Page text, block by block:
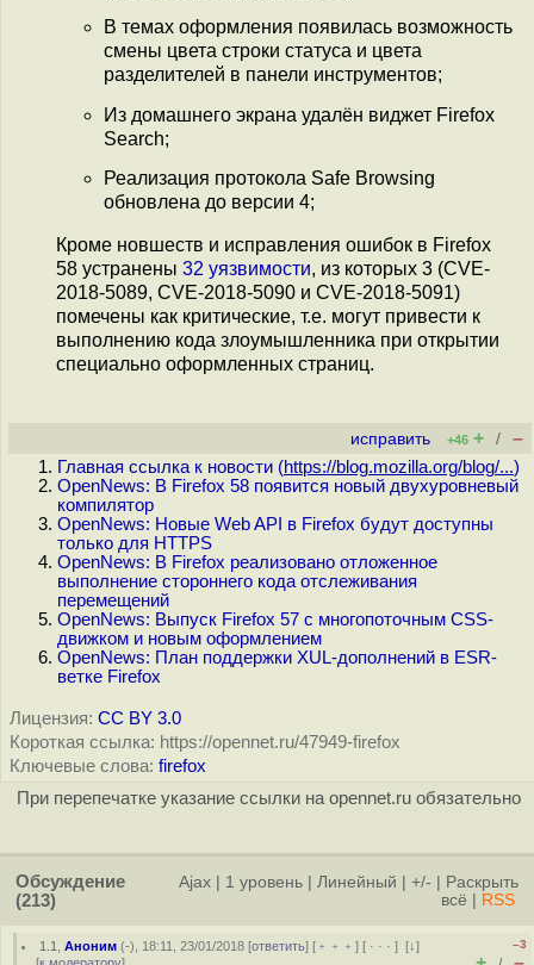
В темах оформления появилась возможность
смены цвета строки статуса и цвета
разделителей в панели инструментов;
Из домашнего экрана удалён виджет Firefox
Search;
Реализация протокола Safe Browsing
обновлена до версии 4;
Кроме новшеств и исправления ошибок в Firefox
58 устранены 32 уязвимости, из которых 3 (CVE-
2018-5089, CVE-2018-5090 и CVE-2018-5091)
помечены как критические, т.е. могут привести к
выполнению кода злоумышленника при открытии
специально оформленных страниц.
исправить +46 + / –
Главная ссылка к новости (https://blog.mozilla.org/blog/...)
OpenNews: В Firefox 58 появится новый двухуровневый
компилятор
OpenNews: Новые Web API в Firefox будут доступны
только для HTTPS
OpenNews: В Firefox реализовано отложенное
выполнение стороннего кода отслеживания
перемещений
OpenNews: Выпуск Firefox 57 с многопоточным CSS-
движком и новым оформлением
OpenNews: План поддержки XUL-дополнений в ESR-
ветке Firefox
Лицензия: CC BY 3.0
Короткая ссылка: https://opennet.ru/47949-firefox
Ключевые слова: firefox
При перепечатке указание ссылки на opennet.ru обязательно
Обсуждение
(213)
Ajax 1 уровень Линейный +/-
Раскрыть
всё
RSS
1.1 ,Аноним (-), 18:11, 23/01/2018 [ответить] [ ﹢﹢﹢] [ · · ·][↓]
–3